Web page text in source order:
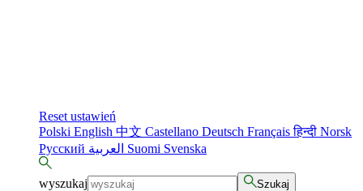
Reset ustawień
Polski English 中文 Castellano Deutsch Françaisहिन्दी Norsk
Русский
Suomi Svenska
wyszukaj Szukaj